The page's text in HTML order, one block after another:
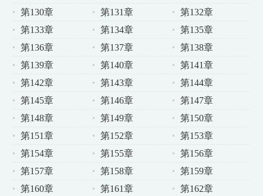
第130章
第131章
第132章
第133章
第134章
第135章
第136章
第137章
第138章
第139章
第140章
第141章
第142章
第143章
第144章
第145章
第146章
第147章
第148章
第149章
第150章
第151章
第152章
第153章
第154章
第155章
第156章
第157章
第158章
第159章
第160章
第161章
第162章